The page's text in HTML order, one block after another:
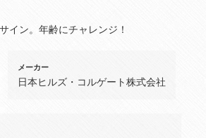
イン。年齢にチャレンジ！
メーカー
日本ヒルズ・コルゲート株式会社